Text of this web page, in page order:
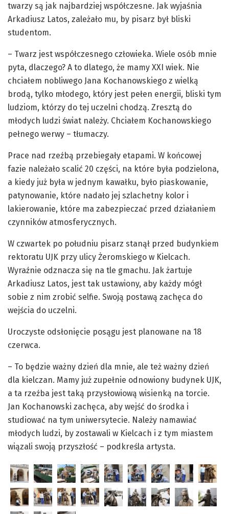
twarzy są jak najbardziej współczesne. Jak wyjaśnia
Arkadiusz Latos, zależało mu, by pisarz był bliski
studentom.
– Twarz jest współczesnego człowieka. Wiele osób mnie
pyta, dlaczego? A to dlatego, że mamy XXI wiek. Nie
chciałem nobliwego Jana Kochanowskiego z wielką
brodą, tylko młodego, który jest pełen energii, bliski tym
ludziom, którzy do tej uczelni chodzą. Zresztą do
młodych ludzi świat należy. Chciałem Kochanowskiego
pełnego werwy – tłumaczy.
Prace nad rzeźbą przebiegały etapami. W końcowej
fazie należało scalić 20 części, na które była podzielona,
a kiedy już była w jednym kawałku, było piaskowanie,
patynowanie, które nadało jej szlachetny kolor i
lakierowanie, które ma zabezpieczać przed działaniem
czynników atmosferycznych.
W czwartek po południu pisarz stanął przed budynkiem
rektoratu UJK przy ulicy Żeromskiego w Kielcach.
Wyraźnie odznacza się na tle gmachu. Jak żartuje
Arkadiusz Latos, jest tak ustawiony, aby każdy mógł
sobie z nim zrobić selfie. Swoją postawą zachęca do
wejścia do uczelni.
Uroczyste odsłonięcie posągu jest planowane na 18
czerwca.
– To będzie ważny dzień dla mnie, ale też ważny dzień
dla kielczan. Mamy już zupełnie odnowiony budynek UJK,
a ta rzeźba jest taką przysłowiową wisienką na torcie.
Jan Kochanowski zachęca, aby wejść do środka i
studiować na tym uniwersytecie. Należy namawiać
młodych ludzi, by zostawali w Kielcach i z tym miastem
wiązali swoją przyszłość – podkreśla artysta.